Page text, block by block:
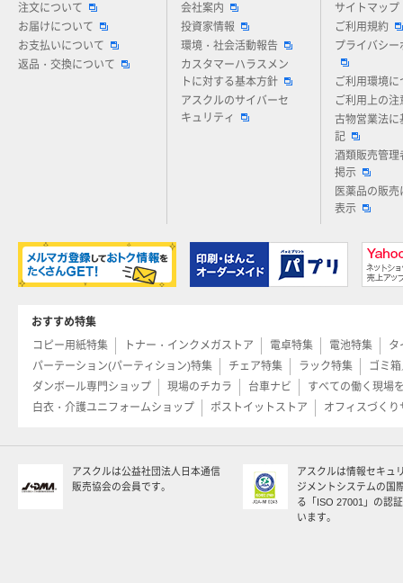
注文について
お届けについて
お支払いについて
返品・交換について
会社案内
投資家情報
環境・社会活動報告
カスタマーハラスメン
トに対する基本方針
アスクルのサイバーセ
キュリティ
サイトマップ
ご利用規約
プライバシー
ご利用環境に
ご利用上の注
古物営業法に
記
酒類販売管理
掲示
医薬品の販売
表示
おすすめ特集
コピー用紙特集
トナー・インクメガストア 電卓特集 電池特集
タ
パーテーション(パーティション)特集
チェア特集 ラック特集
ゴミ
ダンボール専門ショップ
現場のチカラ 台車ナビ
すべての働く現場
白衣・介護ユニフォームショップ
ポストイットストア オフィスづくり
アスクルは公益社団法人日本通信
販売協会の会員です。
アスクルは情報セキュ
ジメントシステムの国
る「ISO 27001」の認
います。